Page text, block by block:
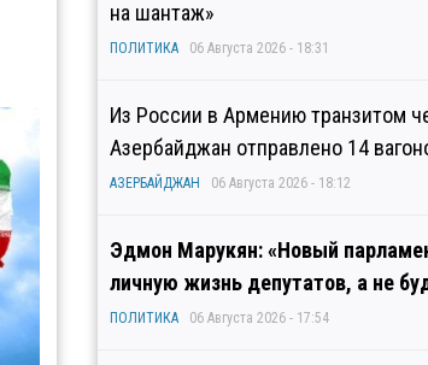
на шантаж»
ПОЛИТИКА 06 Августа 2026 - 18:31
Из России в Армению транзитом
Азербайджан отправлено 14
АЗЕРБАЙДЖАН 06 Августа 2026 - 18:12
Эдмон Марукян: «Новый
личную жизнь депутатов, а не
ПОЛИТИКА 06 Августа 2026 - 17:54